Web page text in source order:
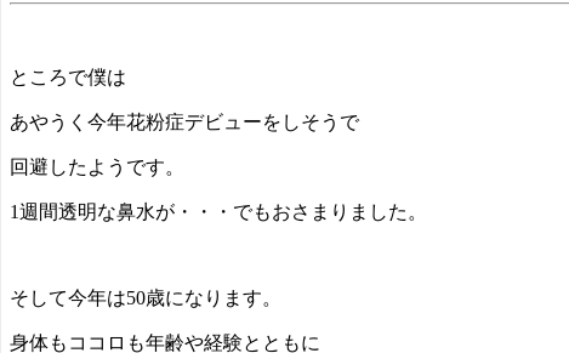
ところで僕は
あやうく今年花粉症デビューをしそうで
回避したようです。
1週間透明な鼻水が・・・でもおさまりました。
そして今年は50歳になります。
身体もココロも年齢や経験とともに